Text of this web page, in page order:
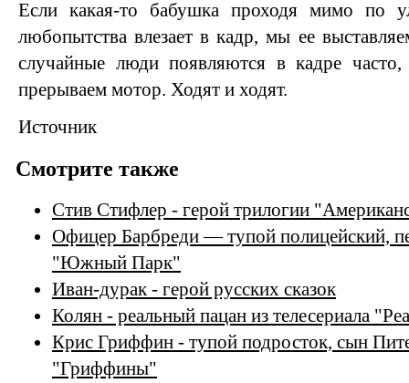
Если какая-то бабушка проходя мимо по
любопытства влезает в кадр, мы ее
случайные люди появляются в кадре
прерываем мотор. Ходят и ходят.
Источник
Смотрите также
Стив Стифлер - герой трилогии
Офицер Барбреди — тупой полицейский,
"Южный Парк"
Иван-дурак - герой русских сказок
Колян - реальный пацан из телесериала
Крис Гриффин - тупой подросток, сын
"Гриффины"